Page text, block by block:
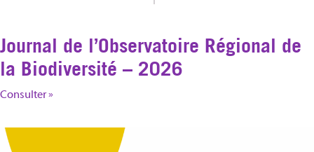
Journal de l’Observatoire Régional de
la Biodiversité – 2026
Consulter »